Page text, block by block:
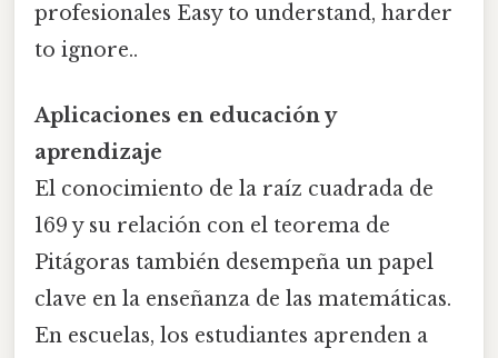
profesionales Easy to understand, harder
to ignore..
Aplicaciones en educación y
aprendizaje
El conocimiento de la raíz cuadrada de
169 y su relación con el teorema de
Pitágoras también desempeña un papel
clave en la enseñanza de las matemáticas.
En escuelas, los estudiantes aprenden a